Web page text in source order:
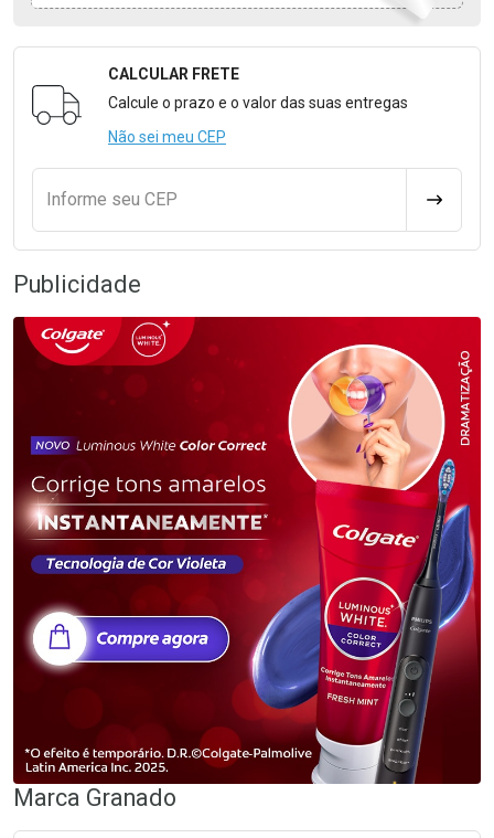
Formulário para Calcular o Frete
CALCULAR FRETE
Calcule o prazo e o valor das suas entregas
Não sei meu CEP
Informe seu CEP
Publicidade
Marca Granado